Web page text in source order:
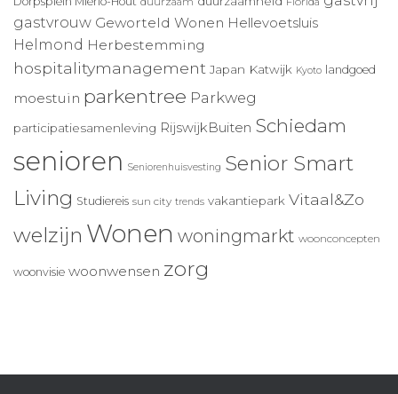
gastvrouw Geworteld Wonen Hellevoetsluis
Helmond Herbestemming
hospitalitymanagement Japan Katwijk Kyoto landgoed
moestuin parkentree Parkweg
participatiesamenleving RijswijkBuiten Schiedam
senioren Seniorenhuisvesting Senior Smart
Living Studiereis sun city trends vakantiepark Vitaal&Zo
welzijn Wonen woningmarkt woonconcepten
woonvisie woonwensen zorg